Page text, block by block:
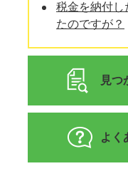
税金を納付し
たのですが？
見つ
よく